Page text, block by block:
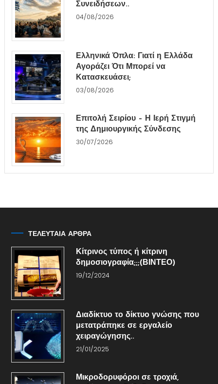
Συνειδήσεων..
04/08/2026
Ελληνικά Όπλα: Γιατί η Ελλάδα
Αγοράζει Ότι Μπορεί να
Κατασκευάσει;
03/08/2026
Επιτολή Σειρίου – Η Ιερή Στιγμή
της Δημιουργικής Σύνδεσης
30/07/2026
ΤΕΛΕΥΤΑΙΑ ΑΡΘΡΑ
Κίτρινος τύπος ή κίτρινη
δημοσιογραφία;;;(ΒΙΝΤΕΟ)
19/12/2024
Διαδίκτυο το δίκτυο γνώσης που
μετατράπηκε σε εργαλείο
χειραγώγησης..
21/01/2025
Μικροδορυφόροι σε τροχιά,